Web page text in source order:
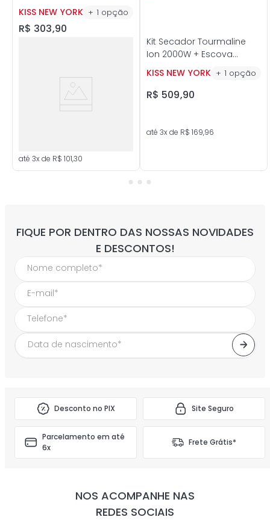
KISS NEW YORK + 1 opção
R$ 303,90
até 3x de R$ 101,30
Kit Secador Tourmaline
Ion 2000W + Escova
Kiss New York
KISS NEW YORK + 1 opção
R$ 509,90
até 3x de R$ 169,96
FIQUE POR DENTRO DAS NOSSAS NOVIDADES
E DESCONTOS!
Desconto no PIX Site Seguro
Parcelamento em até
6x
Frete Grátis*
NOS ACOMPANHE NAS
REDES SOCIAIS